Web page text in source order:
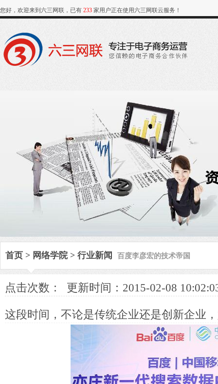
您好，欢迎来到六三网联，已有 233 家用户正在使用六三网联云服务！
首页 > 网络学院> 行业新闻 百度李彦宏的技术帝国
点击次数： 更新时间：2015-02-08
这段时间，不论是传统企业还是创新企业